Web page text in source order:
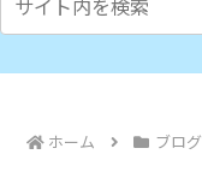
ホーム ブログ